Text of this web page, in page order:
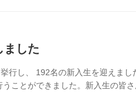
ました
行し、 192名の新入生を迎えま
ことができました。新入生の皆